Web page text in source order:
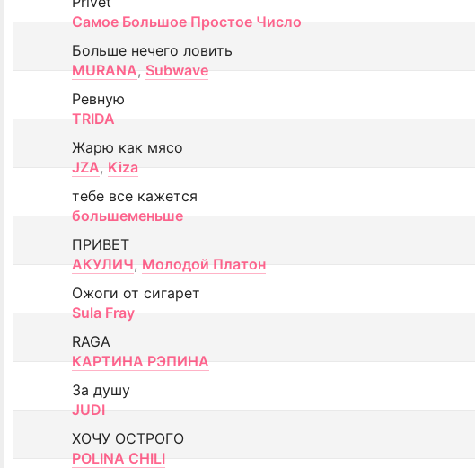
Самое Большое Простое Число
Больше нечего ловить
MURANA, Subwave
Ревную
TRIDA
Жарю как мясо
JZA, Kiza
тебе все кажется
большеменьше
ПРИВЕТ
АКУЛИЧ, Молодой Платон
Ожоги от сигарет
Sula Fray
RAGA
КАРТИНА РЭПИНА
За душу
JUDI
ХОЧУ ОСТРОГО
POLINA CHILI